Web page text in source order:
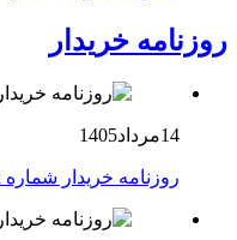
روزنامه خریدار
14مرداد1405
روزنامه خریدار شماره 2202